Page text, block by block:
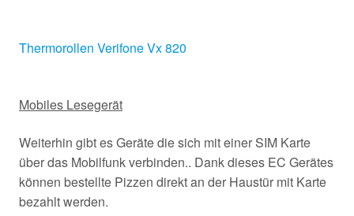
Thermorollen Verifone Vx 820
Mobiles Lesegerät
Weiterhin gibt es Geräte die sich mit einer SIM Karte
über das Mobilfunk verbinden.. Dank dieses EC Gerätes
können bestellte Pizzen direkt an der Haustür mit Karte
bezahlt werden.